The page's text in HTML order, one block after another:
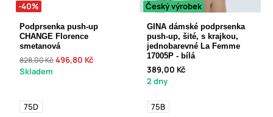
-40%
Podprsenka push-up
CHANGE Florence
smetanová
828,00 Kč496,80 Kč
Skladem
75D
Český výrobek
GINA dámské podprsenka
push-up, šité, s krajkou,
jednobarevné La Femme
17005P - bílá
389,00 Kč
2 dny
75B